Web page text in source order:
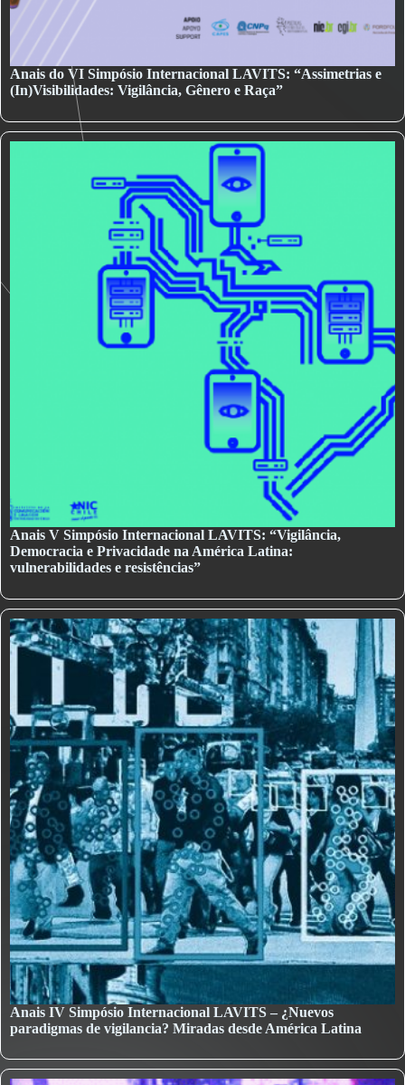
Anais do VI Simpósio Internacional LAVITS: “Assimetrias e
(In)Visibilidades: Vigilância, Gênero e Raça”
Anais V Simpósio Internacional LAVITS: “Vigilância,
Democracia e Privacidade na América Latina:
vulnerabilidades e resistências”
Anais IV Simpósio Internacional LAVITS – ¿Nuevos
paradigmas de vigilancia? Miradas desde América Latina